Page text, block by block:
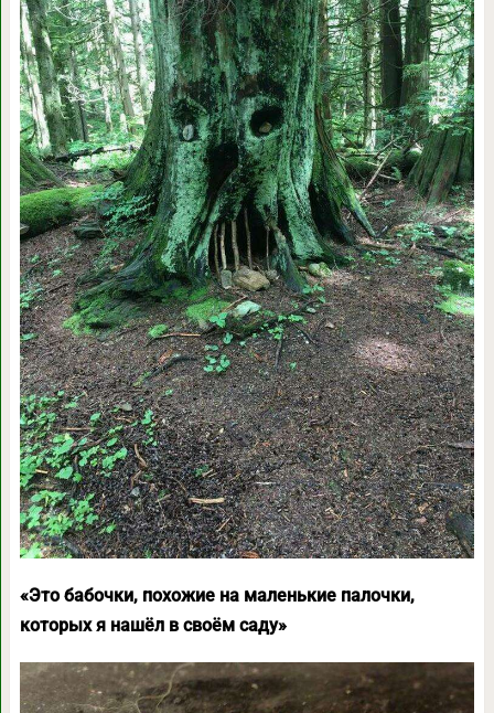
«Это бабочки, похожие на маленькие палочки,
которых я нашёл в своём саду»